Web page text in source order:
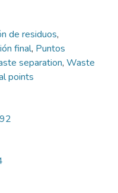
de residuos,
final, Puntos
separation, Waste
points